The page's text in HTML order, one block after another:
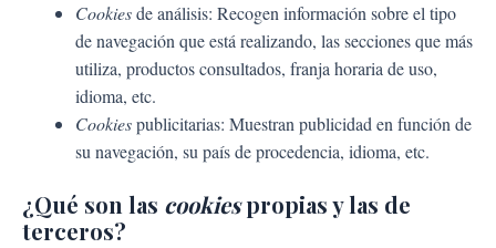
Cookiesde análisis: Recogen información sobre el tipo
de navegación que está realizando, las secciones que más
utiliza, productos consultados, franja horaria de uso,
idioma, etc.
Cookiespublicitarias: Muestran publicidad en función de
su navegación, su país de procedencia, idioma, etc.
¿Qué son las cookiespropias y las de
terceros?